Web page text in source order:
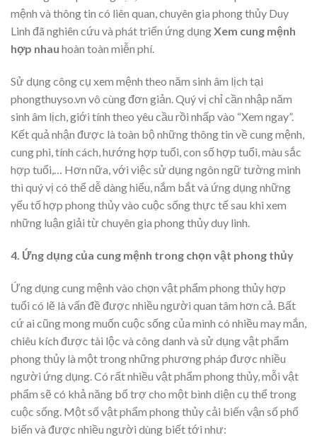
mệnh và thông tin có liên quan, chuyên gia phong thủy Duy
Linh đã nghiên cứu và phát triển ứng dụngXem cung mệnh
hợp nhau hoàn toàn miễn phí.
Sử dụng công cụ xem mệnh theo năm sinh âm lịch tại
phongthuyso.vn vô cùng đơn giản. Quý vị chỉ cần nhập năm
sinh âm lịch, giới tính theo yêu cầu rồi nhấp vào “Xem ngay”.
Kết quả nhận được là toàn bộ những thông tin về cung mệnh,
cung phi, tính cách, hướng hợp tuổi, con số hợp tuổi, màu sắc
hợp tuổi,… Hơn nữa, với việc sử dụng ngôn ngữ tường minh
thì quý vị có thể dễ dàng hiểu, nắm bắt và ứng dụng những
yếu tố hợp phong thủy vào cuộc sống thực tế sau khi xem
những luận giải từ chuyên gia phong thủy duy linh.
4. Ứng dụng của cung mệnh trong chọn vật phong thủy
Ứng dụng cung mệnh vào chọn vật phẩm phong thủy hợp
tuổi có lẽ là vấn đề được nhiều người quan tâm hơn cả. Bất
cứ ai cũng mong muốn cuộc sống của mình có nhiều may mắn,
chiêu kích được tài lộc và công danh và sử dụng vật phẩm
phong thủy là một trong những phương pháp được nhiều
người ứng dụng. Có rất nhiều vật phẩm phong thủy, mỗi vật
phẩm sẽ có khả năng bổ trợ cho một bình diện cụ thể trong
cuộc sống. Một số vật phẩm phong thủy cải biến vận số phổ
biến và được nhiều người dùng biết tới như: